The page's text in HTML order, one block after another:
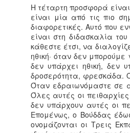
Η τέταρτη προσφορά είναι
είναι μία από τις πιο
διαφορετικές. Αυτό που
είναι στη διδασκαλία
κάθεστε έτσι, να
ηθική· όταν δεν
δεν υπάρχει ηθική, δεν
δροσερότητα, φρεσκάδα.
Όταν εδραιωνόμαστε σε
Όλες αυτές οι
δεν υπάρχουν αυτές οι
Επομένως, ο Βούδδας
ονομάζονται οι Τρεις
σημαντική. Για να λάβει μετάδοση, ένας
θα πρέπει να είναι ταπεινός και
όχι αξιολύπητος.